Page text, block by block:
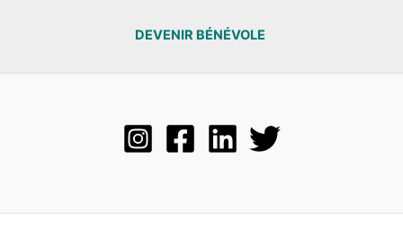
DEVENIR BÉNÉVOLE